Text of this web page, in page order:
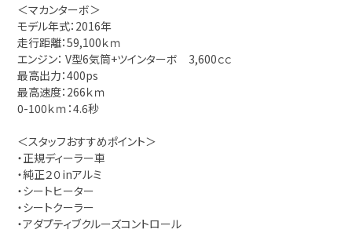
＜マカンターボ＞
モデル年式：2016年
走行距離：59,100ｋｍ
エンジン： V型6気筒+ツインターボ 3,600ｃｃ
最高出力：400ps
最高速度：266ｋｍ
0-100ｋｍ：4.6秒
＜スタッフおすすめポイント＞
・正規ディーラー車
・純正２０inアルミ
・シートヒーター
・シートクーラー
・アダプティブクルーズコントロール